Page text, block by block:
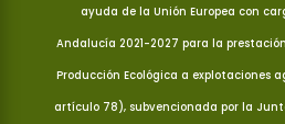
ayuda de la Unión Europea con
Andalucía 2021-2027 para la
Producción Ecológica a explotaciones
artículo 78), subvencionada por la